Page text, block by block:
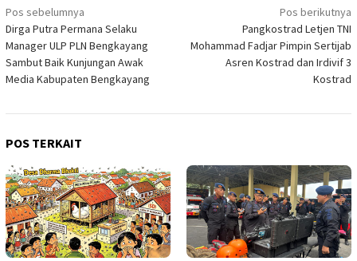
Navigasi
pos
Pos sebelumnya
Dirga Putra Permana Selaku
Manager ULP PLN Bengkayang
Sambut Baik Kunjungan Awak
Media Kabupaten Bengkayang
Pos berikutnya
Pangkostrad Letjen TNI
Mohammad Fadjar Pimpin Sertijab
Asren Kostrad dan Irdivif 3
Kostrad
POS TERKAIT